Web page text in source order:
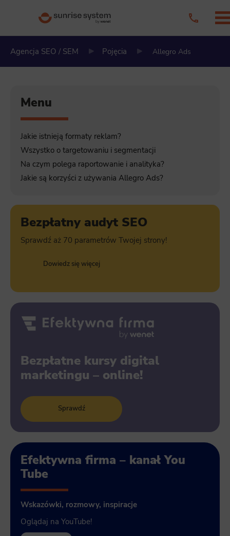
Agencja SEO / SEM Pojęcia Allegro Ads
Menu
Jakie istnieją formaty reklam?
Wszystko o targetowaniu i segmentacji
Na czym polega raportowanie i analityka?
Jakie są korzyści z używania Allegro Ads?
Bezpłatny audyt SEO
Sprawdź aż 70 parametrów Twojej strony!
Dowiedz się więcej
Bezpłatne kursy digital
marketingu – online!
Sprawdź
Efektywna firma – kanał You
Tube
Wskazówki, rozmowy, inspiracje
Oglądaj na YouTube!